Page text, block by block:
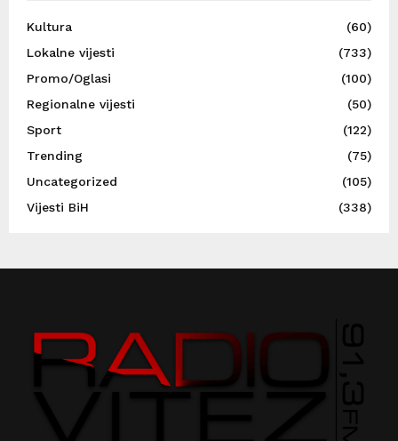
Kultura
(60)
Lokalne vijesti
(733)
Promo/Oglasi
(100)
Regionalne vijesti
(50)
Sport
(122)
Trending
(75)
Uncategorized
(105)
Vijesti BiH
(338)